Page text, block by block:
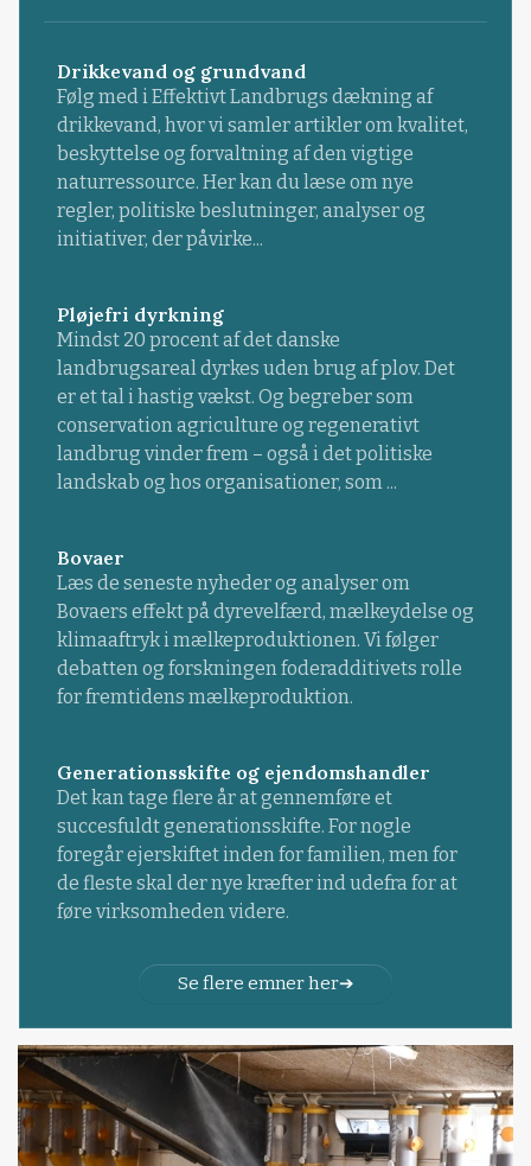
Drikkevand og grundvand
Følg med i Effektivt Landbrugs dækning af
drikkevand, hvor vi samler artikler om kvalitet,
beskyttelse og forvaltning af den vigtige
naturressource. Her kan du læse om nye
regler, politiske beslutninger, analyser og
initiativer, der påvirke...
Pløjefri dyrkning
Mindst 20 procent af det danske
landbrugsareal dyrkes uden brug af plov. Det
er et tal i hastig vækst. Og begreber som
conservation agriculture og regenerativt
landbrug vinder frem – også i det politiske
landskab og hos organisationer, som ...
Bovaer
Læs de seneste nyheder og analyser om
Bovaers effekt på dyrevelfærd, mælkeydelse og
klimaaftryk i mælkeproduktionen. Vi følger
debatten og forskningen foderadditivets rolle
for fremtidens mælkeproduktion.
Generationsskifte og ejendomshandler
Det kan tage flere år at gennemføre et
succesfuldt generationsskifte. For nogle
foregår ejerskiftet inden for familien, men for
de fleste skal der nye kræfter ind udefra for at
føre virksomheden videre.
Se flere emner her